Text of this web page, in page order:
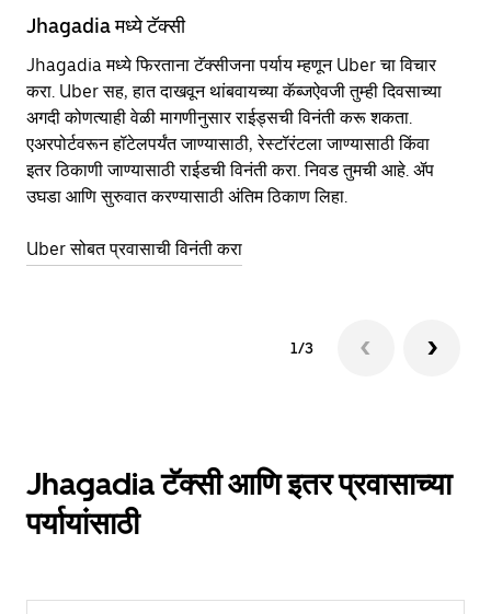
Jhagadia मध्ये टॅक्सी
Jhagadia मध्ये फिरताना टॅक्सीजना पर्याय म्हणून Uber चा विचार
करा. Uber सह, हात दाखवून थांबवायच्या कॅब्जऐवजी तुम्ही दिवसाच्या
अगदी कोणत्याही वेळी मागणीनुसार राईड्सची विनंती करू शकता.
एअरपोर्टवरून हॉटेलपर्यंत जाण्यासाठी, रेस्टॉरंटला जाण्यासाठी किंवा
इतर‍ ठिकाणी जाण्यासाठी राईडची विनंती करा. निवड तुमची आहे. ॲप
उघडा आणि सुरुवात करण्यासाठी अंतिम ठिकाण लिहा.
Uber सोबत प्रवासाची विनंती करा
1/3
Jhagadia टॅक्सी आणि इतर प्रवासाच्या
पर्यायांसाठी